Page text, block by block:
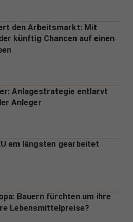
den Arbeitsmarkt: Mit
künftig Chancen auf einen
Anlagestrategie entlarvt
Anleger
am längsten gearbeitet
Bauern fürchten um ihre
Lebensmittelpreise?